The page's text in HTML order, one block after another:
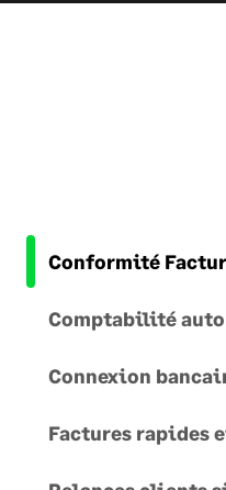
Conformité
Comptabilité
Connexion
Factures rapides